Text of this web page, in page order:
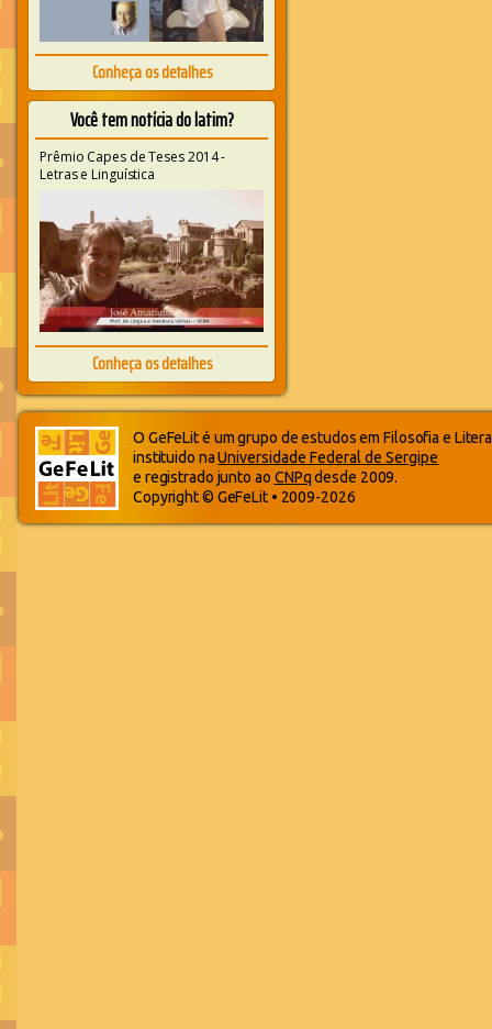
Conheça os detalhes
Você tem notícia do latim?
Prêmio Capes de Teses 2014 -
Letras e Linguística
Conheça os detalhes
O GeFeLit é um grupo de estudos em Filosofia e
instituido naUniversidade Federal de Sergipe
e registrado junto ao CNPqdesde 2009.
Copyright © GeFeLit • 2009-2026